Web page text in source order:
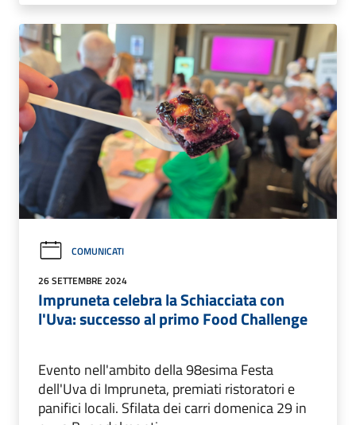
COMUNICATI
26 SETTEMBRE 2024
Impruneta celebra la Schiacciata con
l'Uva: successo al primo Food Challenge
Evento nell'ambito della 98esima Festa
dell'Uva di Impruneta, premiati ristoratori e
panifici locali. Sfilata dei carri domenica 29 in